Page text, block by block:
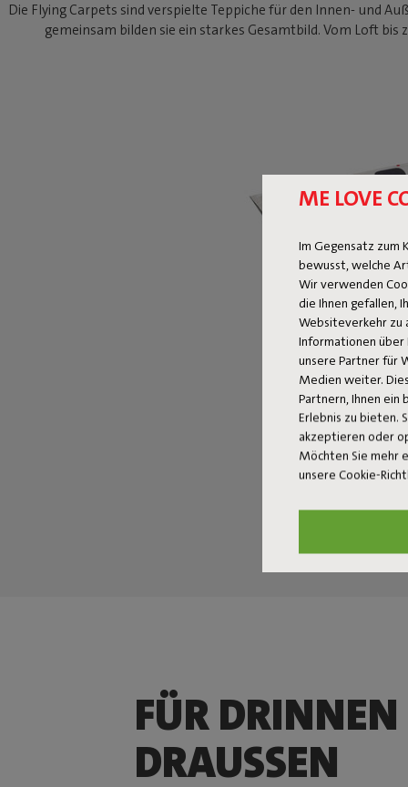
ME LOVE
Im Gegensatz zum
bewusst, welche
Wir verwenden
die Ihnen gefallen,
Websiteverkehr zu
Informationen über
unsere Partner für
Medien weiter.
Partnern, Ihnen ein
Erlebnis zu bieten.
akzeptieren oder
Möchten Sie mehr
unsere Cookie-
Die Flying Carpets sind verspielte Teppiche für den Innen- und
gemeinsam bilden sie ein starkes Gesamtbild. Vom Loft
FÜR
DRAUSSEN